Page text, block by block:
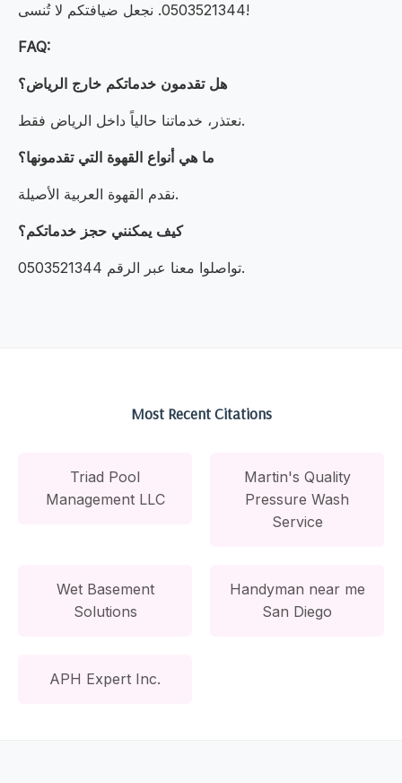
0503521344. نجعل ضيافتكم لا تُنسى!
FAQ:
هل تقدمون خدماتكم خارج الرياض؟
نعتذر، خدماتنا حالياً داخل الرياض فقط.
ما هي أنواع القهوة التي تقدمونها؟
نقدم القهوة العربية الأصيلة.
كيف يمكنني حجز خدماتكم؟
تواصلوا معنا عبر الرقم 0503521344.
Most Recent Citations
Triad Pool
Management LLC
Martin's Quality
Pressure Wash
Service
Wet Basement
Solutions
Handyman near me
San Diego
APH Expert Inc.